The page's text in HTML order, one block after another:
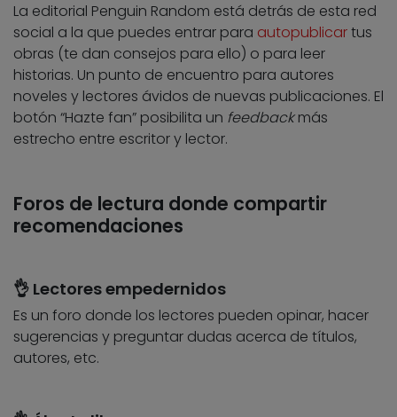
La editorial Penguin Random está detrás de esta red
social a la que puedes entrar para autopublicartus
obras (te dan consejos para ello) o para leer
historias. Un punto de encuentro para autores
noveles y lectores ávidos de nuevas publicaciones. El
botón “Hazte fan” posibilita un feedbackmás
estrecho entre escritor y lector.
Foros de lectura donde compartir
recomendaciones
👌 Lectores empedernidos
Es un foro donde los lectores pueden opinar, hacer
sugerencias y preguntar dudas acerca de títulos,
autores, etc.